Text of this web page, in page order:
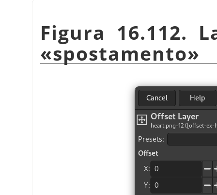
Figura 16.112.
«spostamento»